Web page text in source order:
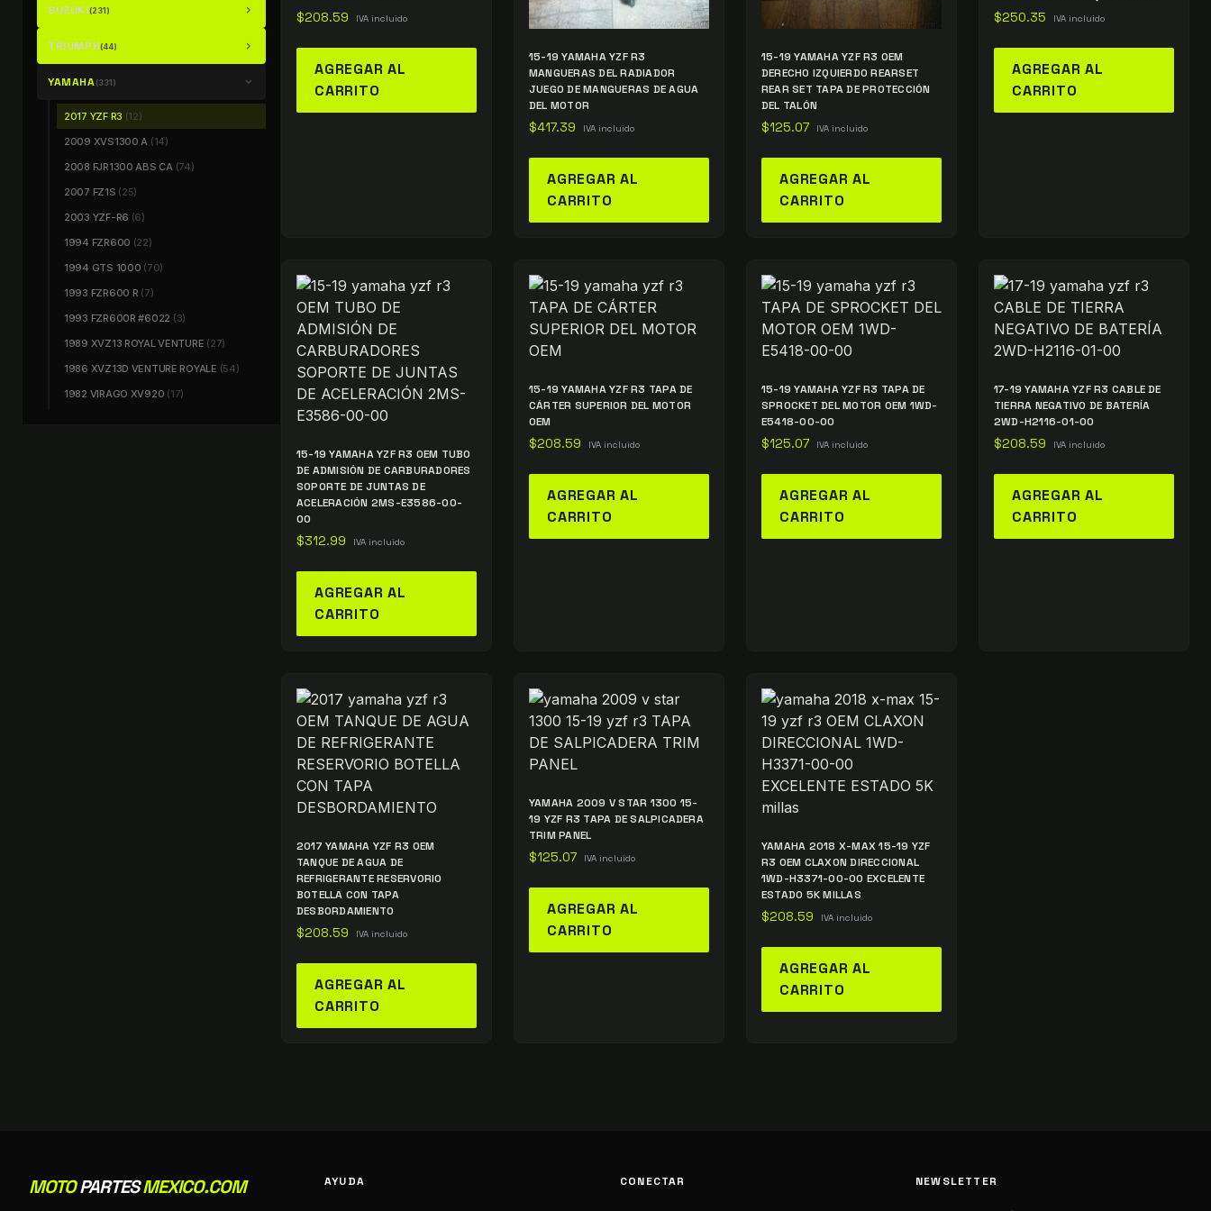
SUZUKI(231) chevron_right
TRIUMPH(44) chevron_right
YAMAHA(331) chevron_right
2017 YZF R3 (12)
2009 XVS1300 A (14)
2008 FJR1300 ABS CA (74)
2007 FZ1S (25)
2003 YZF-R6 (6)
1994 FZR600 (22)
1994 GTS 1000 (70)
1993 FZR600 R (7)
1993 FZR600R #6022 (3)
1989 XVZ13 ROYAL VENTURE (27)
1986 XVZ13D VENTURE ROYALE (54)
1982 VIRAGO XV920 (17)
$208.59 IVA incluido
AGREGAR AL
CARRITO
15-19 YAMAHA YZF R3
MANGUERAS DEL RADIADOR
JUEGO DE MANGUERAS DE AGUA
DEL MOTOR
$417.39 IVA incluido
AGREGAR AL
CARRITO
15-19 YAMAHA YZF R3 OEM
DERECHO IZQUIERDO REARSET
REAR SET TAPA DE PROTECCIÓN
DEL TALÓN
$125.07 IVA incluido
AGREGAR AL
CARRITO
$250.35 IVA incluido
AGREGAR AL
CARRITO
15-19 YAMAHA YZF R3 OEM TUBO
DE ADMISIÓN DE CARBURADORES
SOPORTE DE JUNTAS DE
ACELERACIÓN 2MS-E3586-00-
00
$312.99 IVA incluido
AGREGAR AL
CARRITO
15-19 YAMAHA YZF R3 TAPA DE
CÁRTER SUPERIOR DEL MOTOR
OEM
$208.59 IVA incluido
AGREGAR AL
CARRITO
15-19 YAMAHA YZF R3 TAPA DE
SPROCKET DEL MOTOR OEM 1WD-
E5418-00-00
$125.07 IVA incluido
AGREGAR AL
CARRITO
17-19 YAMAHA YZF R3 CABLE DE
TIERRA NEGATIVO DE BATERÍA
2WD-H2116-01-00
$208.59 IVA incluido
AGREGAR AL
CARRITO
2017 YAMAHA YZF R3 OEM
TANQUE DE AGUA DE
REFRIGERANTE RESERVORIO
BOTELLA CON TAPA
DESBORDAMIENTO
$208.59 IVA incluido
AGREGAR AL
CARRITO
YAMAHA 2009 V STAR 1300 15-
19 YZF R3 TAPA DE SALPICADERA
TRIM PANEL
$125.07 IVA incluido
AGREGAR AL
CARRITO
YAMAHA 2018 X-MAX 15-19 YZF
R3 OEM CLAXON DIRECCIONAL
1WD-H3371-00-00 EXCELENTE
ESTADO 5K MILLAS
$208.59 IVA incluido
AGREGAR AL
CARRITO
MOTOPARTESMEXICO.COM AYUDA CONECTAR NEWSLETTER